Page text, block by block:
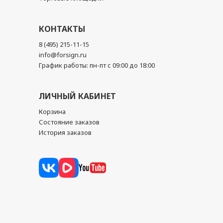
КОНТАКТЫ
8 (495) 215-11-15
info@forsign.ru
График работы: пн-пт с 09:00 до 18:00
ЛИЧНЫЙ КАБИНЕТ
Корзина
Состояние заказов
История заказов